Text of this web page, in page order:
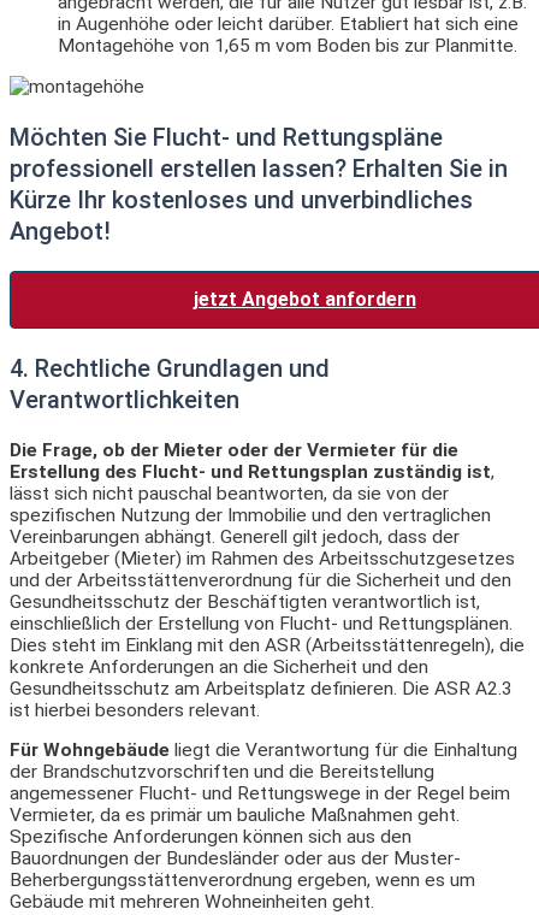
in Augenhöhe oder leicht darüber. Etabliert hat sich eine
Montagehöhe von 1,65 m vom Boden bis zur Planmitte.
Möchten Sie Flucht- und Rettungspläne
professionell erstellen lassen? Erhalten Sie in
Kürze Ihr kostenloses und unverbindliches
Angebot!
jetzt Angebot anfordern
4. Rechtliche Grundlagen und
Verantwortlichkeiten
Die Frage, ob der Mieter oder der Vermieter für die
Erstellung des Flucht- und Rettungsplan zuständig ist,
lässt sich nicht pauschal beantworten, da sie von der
spezifischen Nutzung der Immobilie und den vertraglichen
Vereinbarungen abhängt. Generell gilt jedoch, dass der
Arbeitgeber (Mieter) im Rahmen des Arbeitsschutzgesetzes
und der Arbeitsstättenverordnung für die Sicherheit und den
Gesundheitsschutz der Beschäftigten verantwortlich ist,
einschließlich der Erstellung von Flucht- und Rettungsplänen.
Dies steht im Einklang mit den ASR (Arbeitsstättenregeln), die
konkrete Anforderungen an die Sicherheit und den
Gesundheitsschutz am Arbeitsplatz definieren. Die ASR A2.3
ist hierbei besonders relevant.
Für Wohngebäude liegt die Verantwortung für die Einhaltung
der Brandschutzvorschriften und die Bereitstellung
angemessener Flucht- und Rettungswege in der Regel beim
Vermieter, da es primär um bauliche Maßnahmen geht.
Spezifische Anforderungen können sich aus den
Bauordnungen der Bundesländer oder aus der Muster-
Beherbergungsstättenverordnung ergeben, wenn es um
Gebäude mit mehreren Wohneinheiten geht.